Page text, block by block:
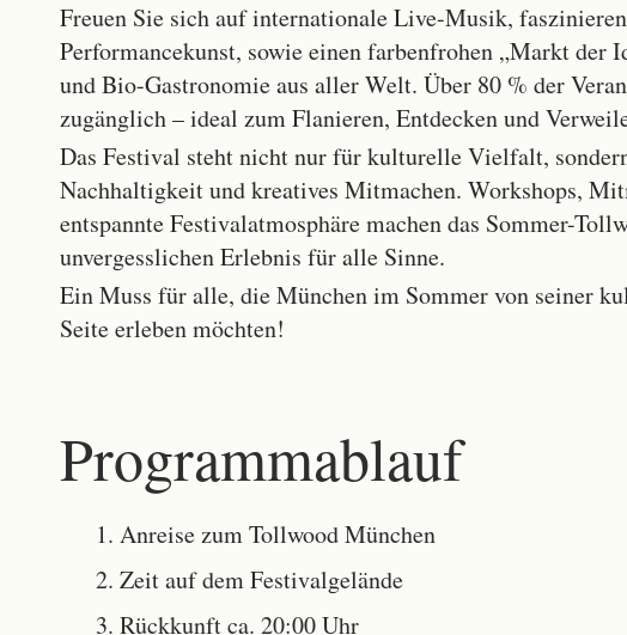
Freuen Sie sich auf internationale Live-Musik,
Performancekunst, sowie einen farbenfrohen „Markt der
und Bio-Gastronomie aus aller Welt. Über 80 % der
zugänglich – ideal zum Flanieren, Entdecken und
Das Festival steht nicht nur für kulturelle Vielfalt,
Nachhaltigkeit und kreatives Mitmachen. Workshops,
entspannte Festivalatmosphäre machen das Sommer-
unvergesslichen Erlebnis für alle Sinne.
Ein Muss für alle, die München im Sommer von seiner
Seite erleben möchten!
Programmablauf
Anreise zum Tollwood München
Zeit auf dem Festivalgelände
Rückkunft ca. 20:00 Uhr